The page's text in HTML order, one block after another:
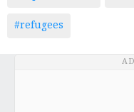
#refugees